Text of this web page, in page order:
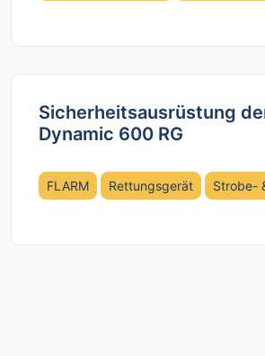
Sicherheitsausrüstung
Dynamic 600 RG
FLARM Rettungsgerät Strobe-